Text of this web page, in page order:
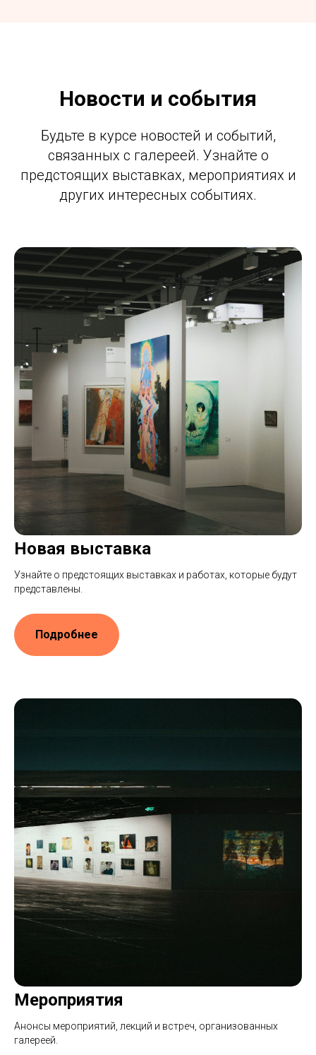
Новости и события
Будьте в курсе новостей и событий,
связанных с галереей. Узнайте о
предстоящих выставках, мероприятиях и
других интересных событиях.
Новая выставка
Узнайте о предстоящих выставках и работах, которые будут
представлены.
Подробнее
Мероприятия
Анонсы мероприятий, лекций и встреч, организованных
галереей.